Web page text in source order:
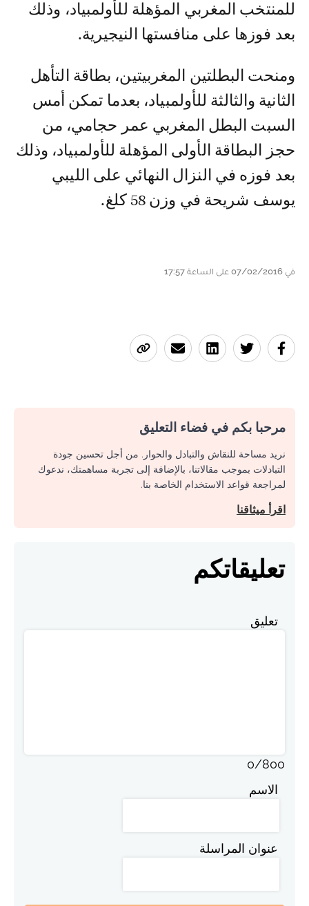
للمنتخب المغربي المؤهلة للأولمبياد، وذلك
بعد فوزها على منافستها النيجيرية.
ومنحت البطلتين المغربيتين، بطاقة التأهل
الثانية والثالثة للأولمبياد، بعدما تمكن أمس
السبت البطل المغربي عمر حجامي، من
حجز البطاقة الأولى المؤهلة للأولمبياد، وذلك
بعد فوزه في النزال النهائي على الليبي
يوسف شريحة في وزن 58 كلغ.
في 07/02/2016 على الساعة 17:57
مرحبا بكم في فضاء التعليق
نريد مساحة للنقاش والتبادل والحوار. من أجل تحسين جودة
التبادلات بموجب مقالاتنا، بالإضافة إلى تجربة مساهمتك، ندعوك
لمراجعة قواعد الاستخدام الخاصة بنا.
اقرأ ميثاقنا
تعليقاتكم
تعليق
0/800
الاسم
عنوان المراسلة